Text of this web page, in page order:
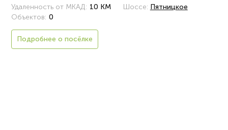
Удаленность от МКАД: 10 КМ Шоссе: Пятницкое
Объектов: 0
Подробнее о посёлке